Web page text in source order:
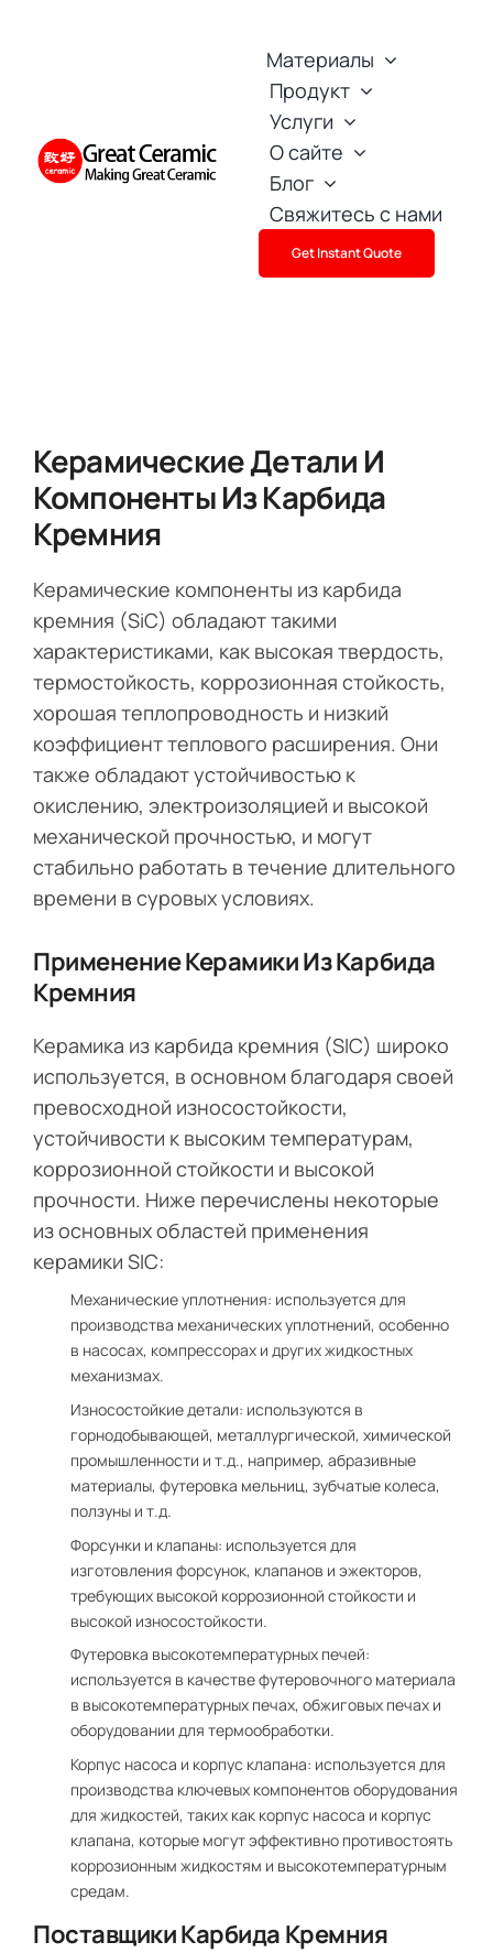
Материалы
Продукт
Услуги
О сайте
Блог
Свяжитесь с нами
Get Instant Quote
Керамические Детали И
Компоненты Из Карбида
Кремния
Керамические компоненты из карбида
кремния (SiC) обладают такими
характеристиками, как высокая твердость,
термостойкость, коррозионная стойкость,
хорошая теплопроводность и низкий
коэффициент теплового расширения. Они
также обладают устойчивостью к
окислению, электроизоляцией и высокой
механической прочностью, и могут
стабильно работать в течение длительного
времени в суровых условиях.
Применение Керамики Из Карбида
Кремния
Керамика из карбида кремния (SIC) широко
используется, в основном благодаря своей
превосходной износостойкости,
устойчивости к высоким температурам,
коррозионной стойкости и высокой
прочности. Ниже перечислены некоторые
из основных областей применения
керамики SIC:
Механические уплотнения: используется для
производства механических уплотнений, особенно
в насосах, компрессорах и других жидкостных
механизмах.
Износостойкие детали: используются в
горнодобывающей, металлургической, химической
промышленности и т.д., например, абразивные
материалы, футеровка мельниц, зубчатые колеса,
ползуны и т.д.
Форсунки и клапаны: используется для
изготовления форсунок, клапанов и эжекторов,
требующих высокой коррозионной стойкости и
высокой износостойкости.
Футеровка высокотемпературных печей:
используется в качестве футеровочного материала
в высокотемпературных печах, обжиговых печах и
оборудовании для термообработки.
Корпус насоса и корпус клапана: используется для
производства ключевых компонентов оборудования
для жидкостей, таких как корпус насоса и корпус
клапана, которые могут эффективно противостоять
коррозионным жидкостям и высокотемпературным
средам.
Поставщики Карбида Кремния